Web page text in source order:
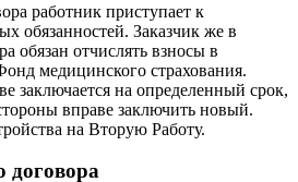
работник приступает к
обязанностей. Заказчик же в
обязан отчислять взносы в
медицинского страхования.
заключается на определенный срок,
вправе заключить новый.
на Вторую Работу.
договора